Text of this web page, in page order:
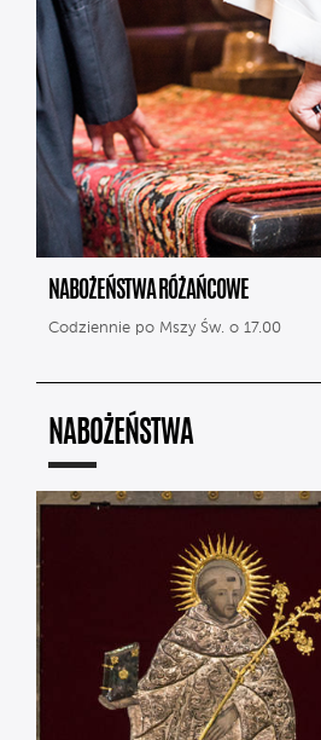
NABOŻEŃSTWA RÓŻAŃCOWE
Codziennie po Mszy Św. o 17.00
NABOŻEŃSTWA